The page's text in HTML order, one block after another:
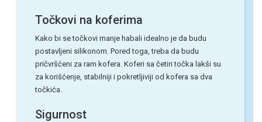
Točkovi na koferima
Kako bi se točkovi manje habali idealno je da budu
postavljeni silikonom. Pored toga, treba da budu
pričvršćeni za ram kofera. Koferi sa četiri točka lakši su
za korišćenje, stabilniji i pokretljiviji od kofera sa dva
točkića.
Sigurnost